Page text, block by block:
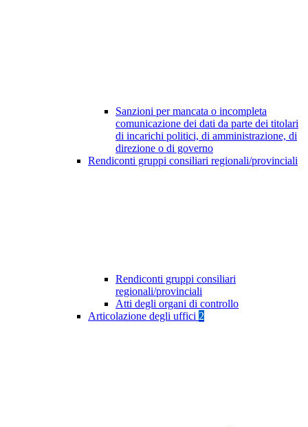
Sanzioni per mancata o incompleta
comunicazione dei dati da parte dei titolari
di incarichi politici, di amministrazione, di
direzione o di governo
Rendiconti gruppi consiliari regionali/provinciali
Rendiconti gruppi consiliari
regionali/provinciali
Atti degli organi di controllo
Articolazione degli uffici 2